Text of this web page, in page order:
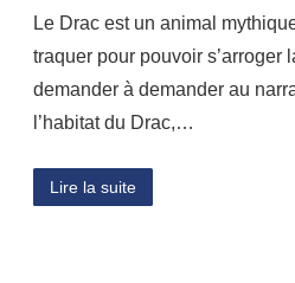
Le Drac est un animal
traquer pour pouvoir
demander à demander au
l’habitat du Drac,…
Lire la suite